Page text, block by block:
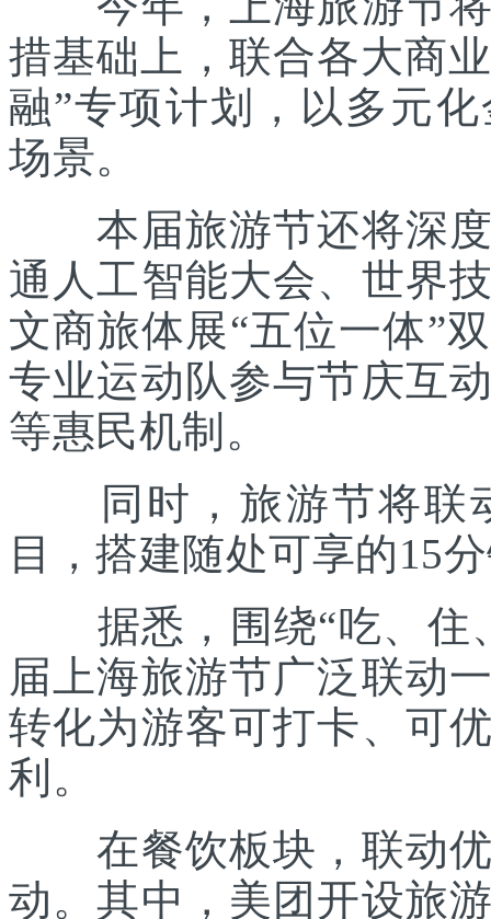
措基础上，联合各大商
融”专项计划，以多元
场景。
本届旅游节还将深度
通人工智能大会、世界
文商旅体展“五位一体”
专业运动队参与节庆互
等惠民机制。
同时，旅游节将联
目，搭建随处可享的15
据悉，围绕“吃、住
届上海旅游节广泛联动
转化为游客可打卡、可
利。
在餐饮板块，联动优
动。其中，美团开设旅